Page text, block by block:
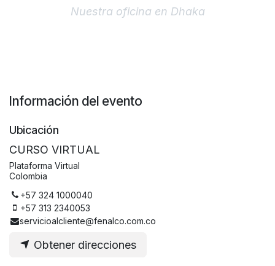
Nuestra oficina en Dhaka
Información del evento
Ubicación
CURSO VIRTUAL
Plataforma Virtual
Colombia
+57 324 1000040
+57 313 2340053
servicioalcliente@fenalco.com.co
Obtener direcciones